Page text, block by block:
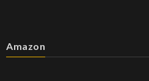
Amazon